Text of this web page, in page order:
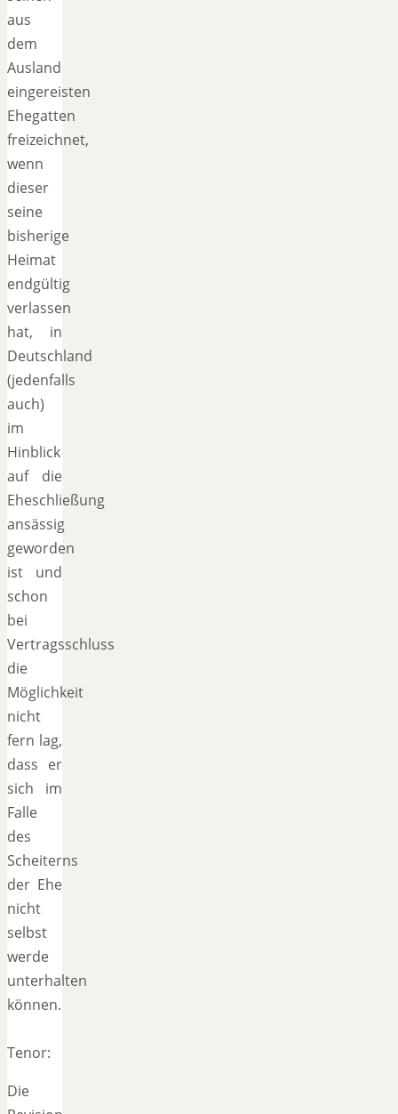
aus
dem
Ausland
eingereisten
Ehegatten
freizeichnet,
wenn
dieser
seine
bisherige
Heimat
endgültig
verlassen
hat, in
Deutschland
(jedenfalls
auch)
im
Hinblick
auf die
Eheschließung
ansässig
geworden
ist und
schon
bei
Vertragsschluss
die
Möglichkeit
nicht
fern lag,
dass er
sich im
Falle
des
Scheiterns
der Ehe
nicht
selbst
werde
unterhalten
können.
Tenor:
Die